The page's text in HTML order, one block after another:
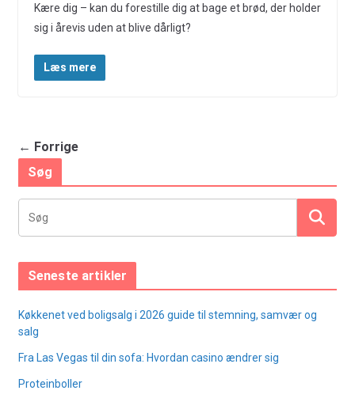
Kære dig – kan du forestille dig at bage et brød, der holder
sig i årevis uden at blive dårligt?
Læs mere
← Forrige
Søg
Seneste artikler
Køkkenet ved boligsalg i 2026 guide til stemning, samvær og
salg
Fra Las Vegas til din sofa: Hvordan casino ændrer sig
Proteinboller